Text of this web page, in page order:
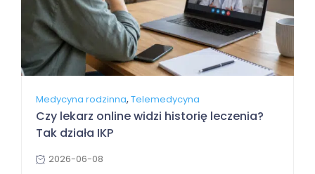
Medycyna rodzinna,Telemedycyna
Czy lekarz online widzi historię leczenia?
Tak działa IKP
2026-06-08